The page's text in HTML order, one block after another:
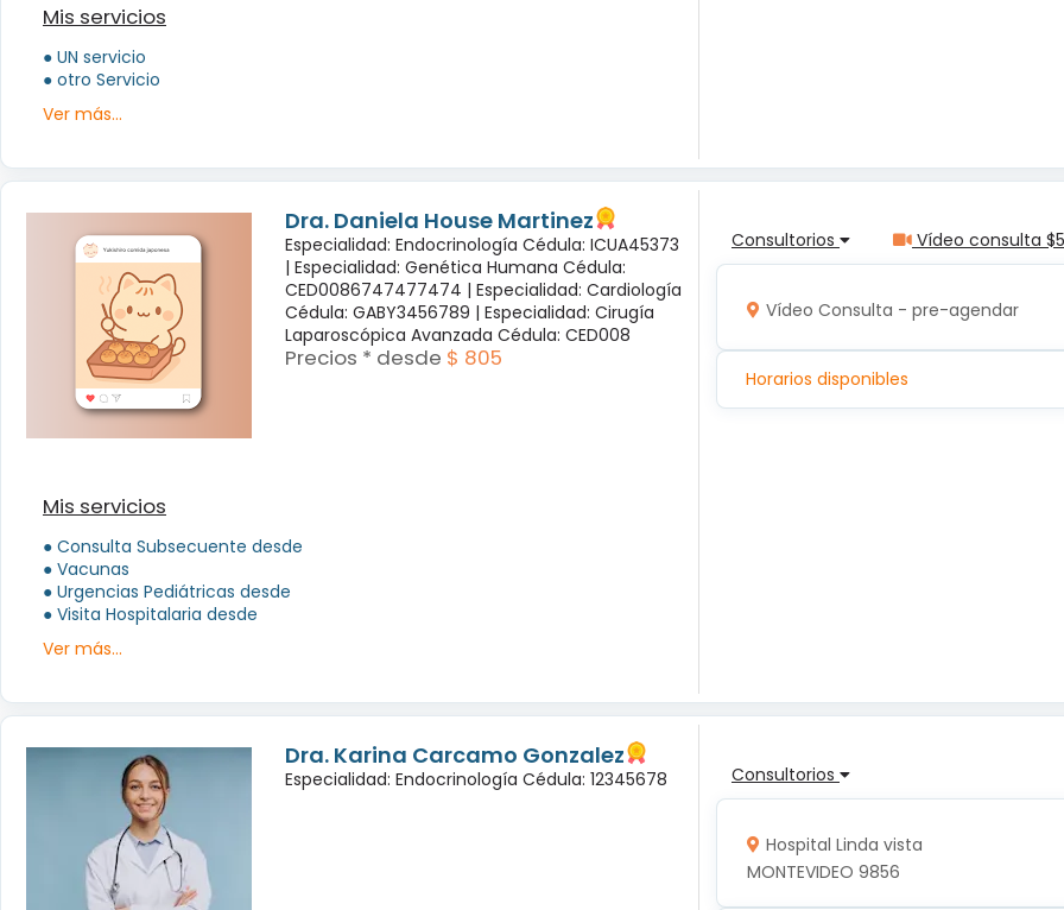
Mis servicios
● UN servicio
● otro Servicio
Ver más...
Dra. Daniela House Martinez
Especialidad: Endocrinología Cédula: ICUA45373
| Especialidad: Genética Humana Cédula:
CED0086747477474 | Especialidad: Cardiología
Cédula: GABY3456789 | Especialidad: Cirugía
Laparoscópica Avanzada Cédula: CED008
Precios * desde $ 805
Mis servicios
● Consulta Subsecuente desde
● Vacunas
● Urgencias Pediátricas desde
● Visita Hospitalaria desde
Ver más...
Consultorios Vídeo consulta
Vídeo Consulta - pre-agendar
Horarios disponibles
Dra. Karina Carcamo Gonzalez
Especialidad: Endocrinología Cédula: 12345678 Consultorios
Hospital Linda vista
MONTEVIDEO 9856